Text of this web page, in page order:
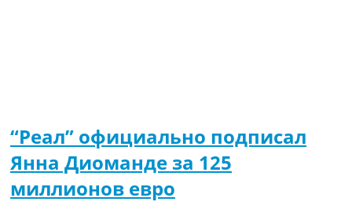
“Реал” официально подписал
Янна Диоманде за 125
миллионов евро